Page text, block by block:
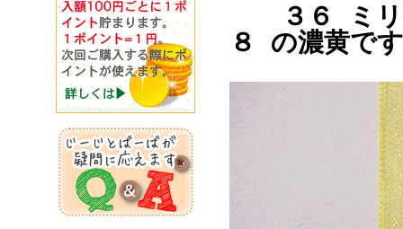
３６ ミリ
８ の濃黄で